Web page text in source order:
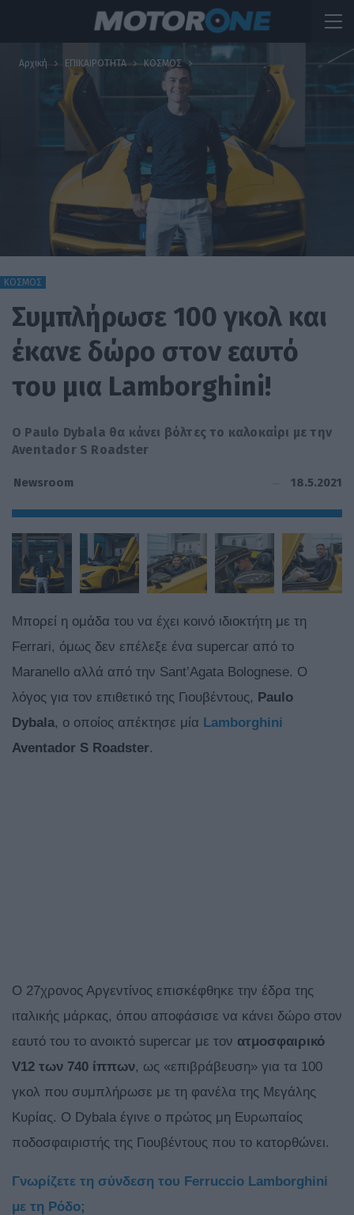
Αρχική ΕΠΙΚΑΙΡΟΤΗΤΑ ΚΟΣΜΟΣ
ΚΟΣΜΟΣ
Συμπλήρωσε 100 γκολ και
έκανε δώρο στον εαυτό
του μια Lamborghini!
O Paulo Dybala θα κάνει βόλτες το καλοκαίρι με την
Aventador S Roadster
Newsroom 18.5.2021
Μπορεί η ομάδα του να έχει κοινό ιδιοκτήτη με τη
Ferrari, όμως δεν επέλεξε ένα supercar από το
Maranello αλλά από την Sant’Agata Bolognese. Ο
λόγος για τον επιθετικό της Γιουβέντους, Paulo
Dybala, ο οποίος απέκτησε μία Lamborghini
Aventador S Roadster.
Ο 27χρονος Αργεντίνος επισκέφθηκε την έδρα της
ιταλικής μάρκας, όπου αποφάσισε να κάνει δώρο στον
εαυτό του το ανοικτό supercar με τον ατμοσφαιρικό
V12 των 740 ίππων, ως «επιβράβευση» για τα 100
γκολ που συμπλήρωσε με τη φανέλα της Μεγάλης
Κυρίας. Ο Dybala έγινε ο πρώτος μη Ευρωπαίος
ποδοσφαιριστής της Γιουβέντους που το κατορθώνει.
Γνωρίζετε τη σύνδεση του Ferruccio Lamborghini
με τη Ρόδο;